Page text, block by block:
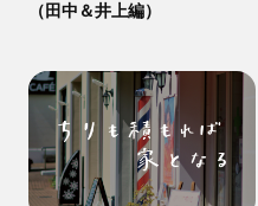
（田中＆井上編）